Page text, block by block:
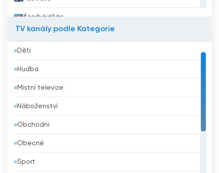
Ázerbájdžán
Bangladéš
Barbados
Belgie
Belize
Bělorusko
Benin
Bhútán
TV kanály podle Kategorie
Děti
Hudba
Místní televize
Náboženství
Obchodní
Obecné
Sport